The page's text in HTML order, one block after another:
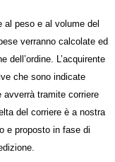
al peso e al volume del
verranno calcolate ed
dell’ordine. L’acquirente
che sono indicate
avverrà tramite corriere
del corriere è a nostra
e proposto in fase di